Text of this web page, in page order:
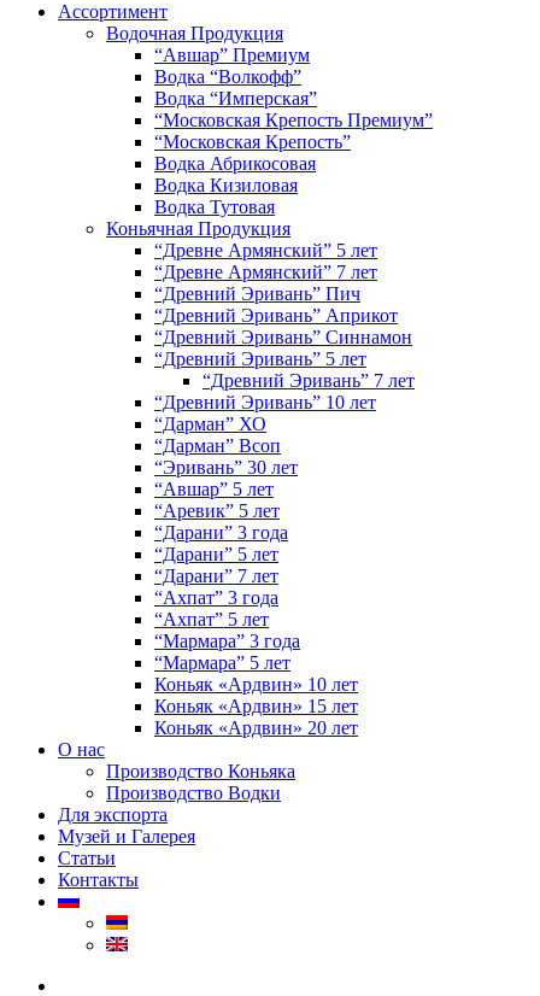
Ассортимент
Водочная Продукция
“Авшар” Премиум
Водка “Волкофф”
Водка “Имперская”
“Московская Крепость Премиум”
“Московская Крепость”
Водка Абрикосовая
Водка Кизиловая
Водка Тутовая
Коньячная Продукция
“Древне Армянский” 5 лет
“Древне Армянский” 7 лет
“Древний Эривань” Пич
“Древний Эривань” Априкот
“Древний Эривань” Синнамон
“Древний Эривань” 5 лет
“Древний Эривань” 7 лет
“Древний Эривань” 10 лет
“Дарман” ХО
“Дарман” Всоп
“Эривань” 30 лет
“Авшар” 5 лет
“Аревик” 5 лет
“Дарани” 3 года
“Дарани” 5 лет
“Дарани” 7 лет
“Ахпат” 3 года
“Ахпат” 5 лет
“Мармара” 3 года
“Мармара” 5 лет
Коньяк «Ардвин» 10 лет
Коньяк «Ардвин» 15 лет
Коньяк «Ардвин» 20 лет
О нас
Производство Коньяка
Производство Водки
Для экспорта
Музей и Галерея
Статьи
Контакты